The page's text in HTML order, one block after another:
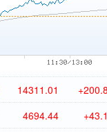
14311.01
4694.44